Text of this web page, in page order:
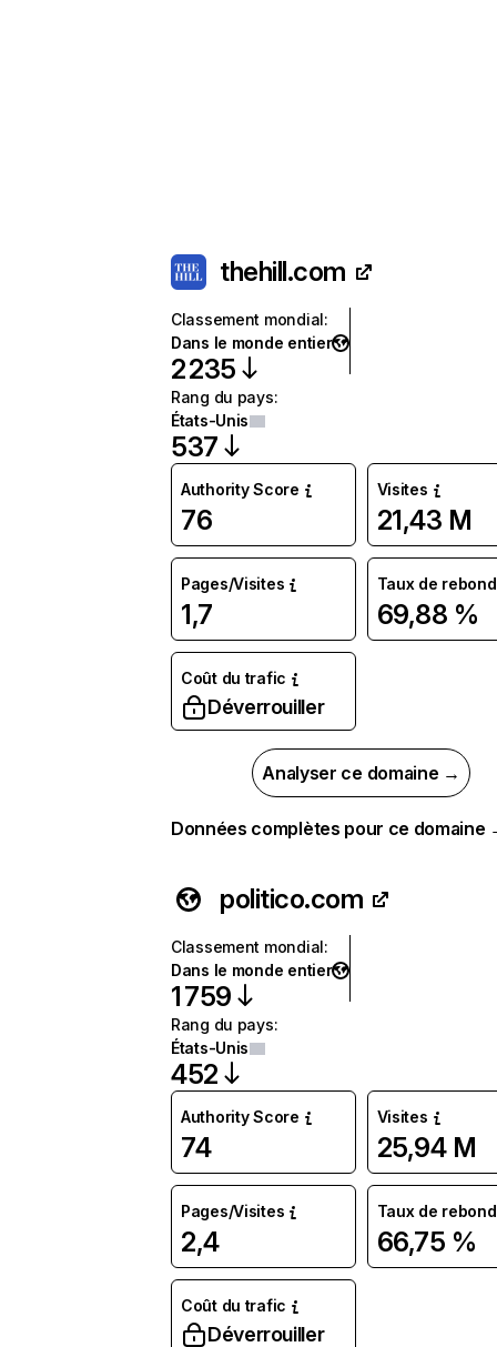
thehill.com
Classement mondial:
Dans le monde entier
2 235
Rang du pays:
États-Unis
537
Authority Score
76
Visites
21,43 M
Pages/Visites
1,7
Taux de rebond
69,88 %
Coût du trafic
Déverrouiller
Analyser ce domaine →
Données complètes pour ce domaine
politico.com
Classement mondial:
Dans le monde entier
1 759
Rang du pays:
États-Unis
452
Authority Score
74
Visites
25,94 M
Pages/Visites
2,4
Taux de rebond
66,75 %
Coût du trafic
Déverrouiller